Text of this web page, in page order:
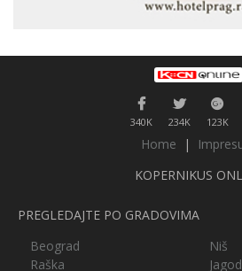
340K 234K 123K
Home |
KOPERNIKUS
PREGLEDAJTE PO GRADOVIMA
Beograd
Niš
Raška